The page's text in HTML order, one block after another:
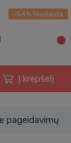
-54% Nuolaida
⬤
Į krepšelį
pageidavimų